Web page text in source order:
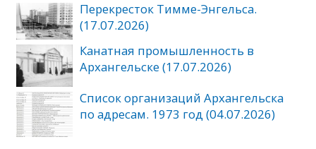
Перекресток Тимме-Энгельса.
(17.07.2026)
Канатная промышленность в
Архангельске (17.07.2026)
Список организаций Архангельска
по адресам. 1973 год (04.07.2026)